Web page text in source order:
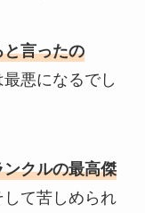
言ったの
悪になるでし
ンクルの最高傑
て苦しめられ